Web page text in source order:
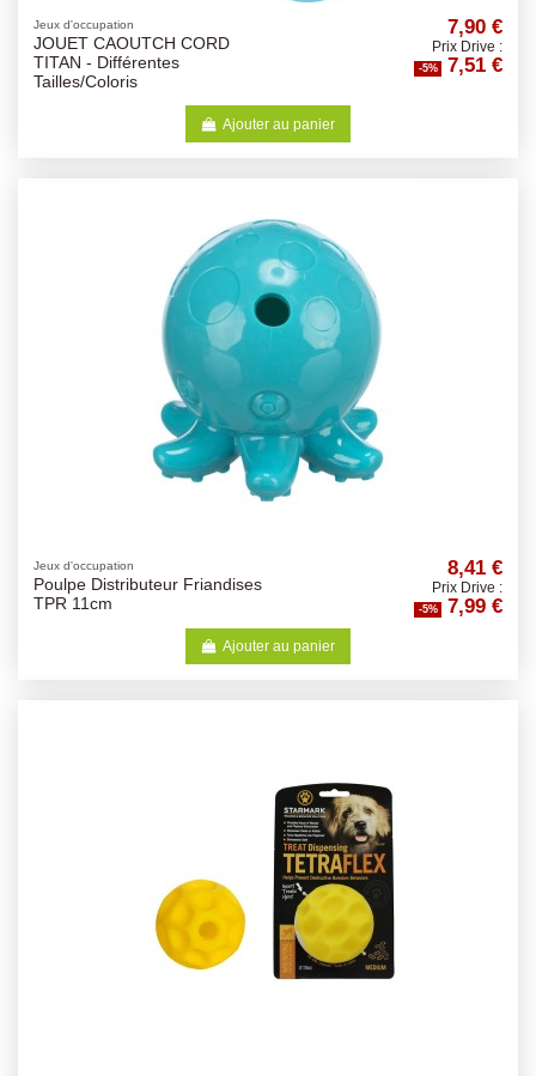
Jeux d'occupation
JOUET CAOUTCH CORD
TITAN - Différentes
Tailles/Coloris
7,90 €
Prix Drive :
-5% 7,51 €
Ajouter au panier
Jeux d'occupation
Poulpe Distributeur Friandises
TPR 11cm
8,41 €
Prix Drive :
-5% 7,99 €
Ajouter au panier